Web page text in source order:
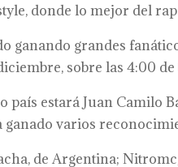
donde lo mejor del
ganando grandes
sobre las 4:00
país estará Juan Camilo
varios
de Argentina;